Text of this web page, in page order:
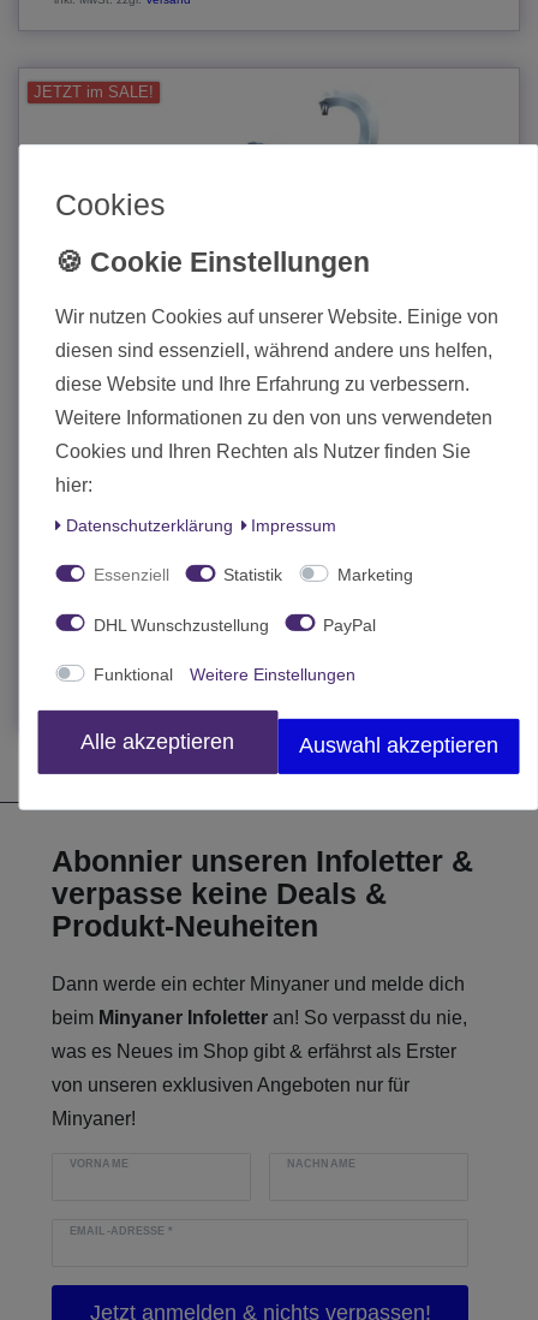
JETZT im SALE!
Infinity Morlock Girl 75mm
29,50 € *
Abonnier unseren Infoletter &
verpasse keine Deals &
Produkt-Neuheiten
Dann werde ein echter Minyaner und melde dich
beim Minyaner Infoletter an! So verpasst du nie,
was es Neues im Shop gibt & erfährst als Erster
von unseren exklusiven Angeboten nur für
Minyaner!
VORNAME NACHNAME
EMAIL-ADRESSE*
Cookies
Wir nutzen Cookies auf unserer Website. Einige von
diesen sind essenziell, während andere uns helfen,
diese Website und Ihre Erfahrung zu verbessern.
Weitere Informationen zu den von uns verwendeten
Cookies und Ihren Rechten als Nutzer finden Sie
hier:
Daten­schutz­erklärung Impressum
Essenziell Statistik Marketing
DHL Wunschzustellung PayPal
Funktional Weitere Einstellungen
Alle akzeptieren Auswahl akzeptieren